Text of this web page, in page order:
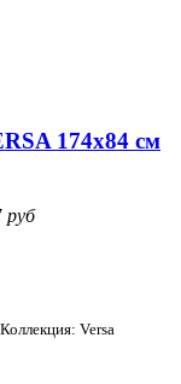
174x84 см
руб
Versa